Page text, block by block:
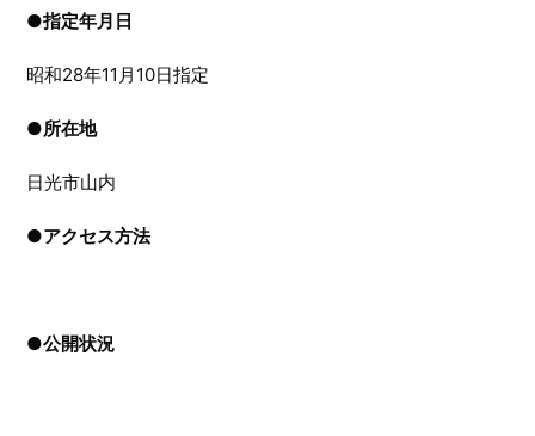
●指定年月日
昭和28年11月10日指定
●所在地
日光市山内
●アクセス方法
●公開状況